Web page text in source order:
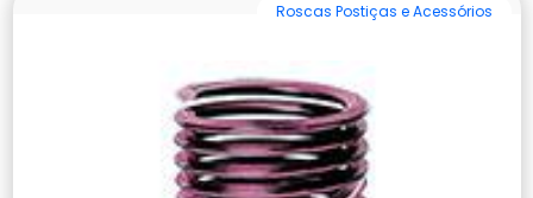
Roscas Postiças e Acessórios